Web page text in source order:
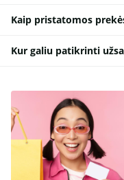
Kaip pristatomos
Kur galiu patikrinti